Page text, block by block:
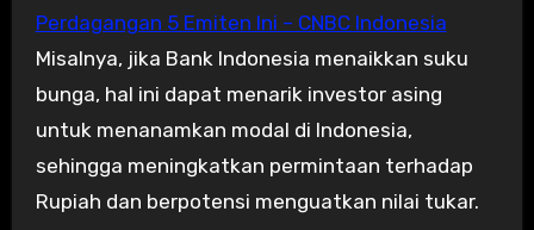
Perdagangan 5 Emiten Ini – CNBC Indonesia
Misalnya, jika Bank Indonesia menaikkan suku
bunga, hal ini dapat menarik investor asing
untuk menanamkan modal di Indonesia,
sehingga meningkatkan permintaan terhadap
Rupiah dan berpotensi menguatkan nilai tukar.